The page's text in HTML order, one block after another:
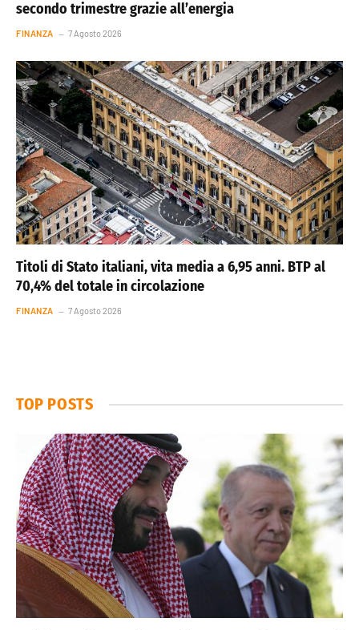
secondo trimestre grazie all’energia
FINANZA 7 Agosto 2026
Titoli di Stato italiani, vita media a 6,95 anni. BTP al
70,4% del totale in circolazione
FINANZA 7 Agosto 2026
TOP POSTS